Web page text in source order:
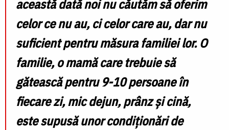
această dată noi nu căutăm să oferim
celor ce nu au, ci celor care au, dar nu
suficient pentru măsura familiei lor. O
familie, o mamă care trebuie să
gătească pentru 9-10 persoane în
fiecare zi, mic dejun, prânz și cină,
este supusă unor condiționări de